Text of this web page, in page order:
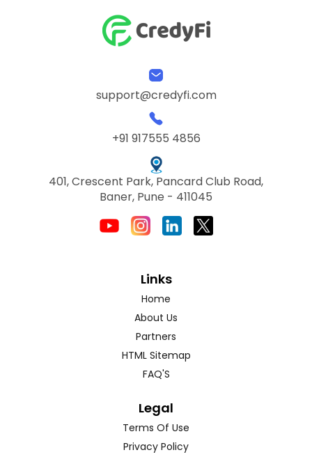
support@credyfi.com
+91 917555 4856
401, Crescent Park, Pancard Club Road,
Baner, Pune - 411045
Links
Home
About Us
Partners
HTML Sitemap
FAQ'S
Legal
Terms Of Use
Privacy Policy